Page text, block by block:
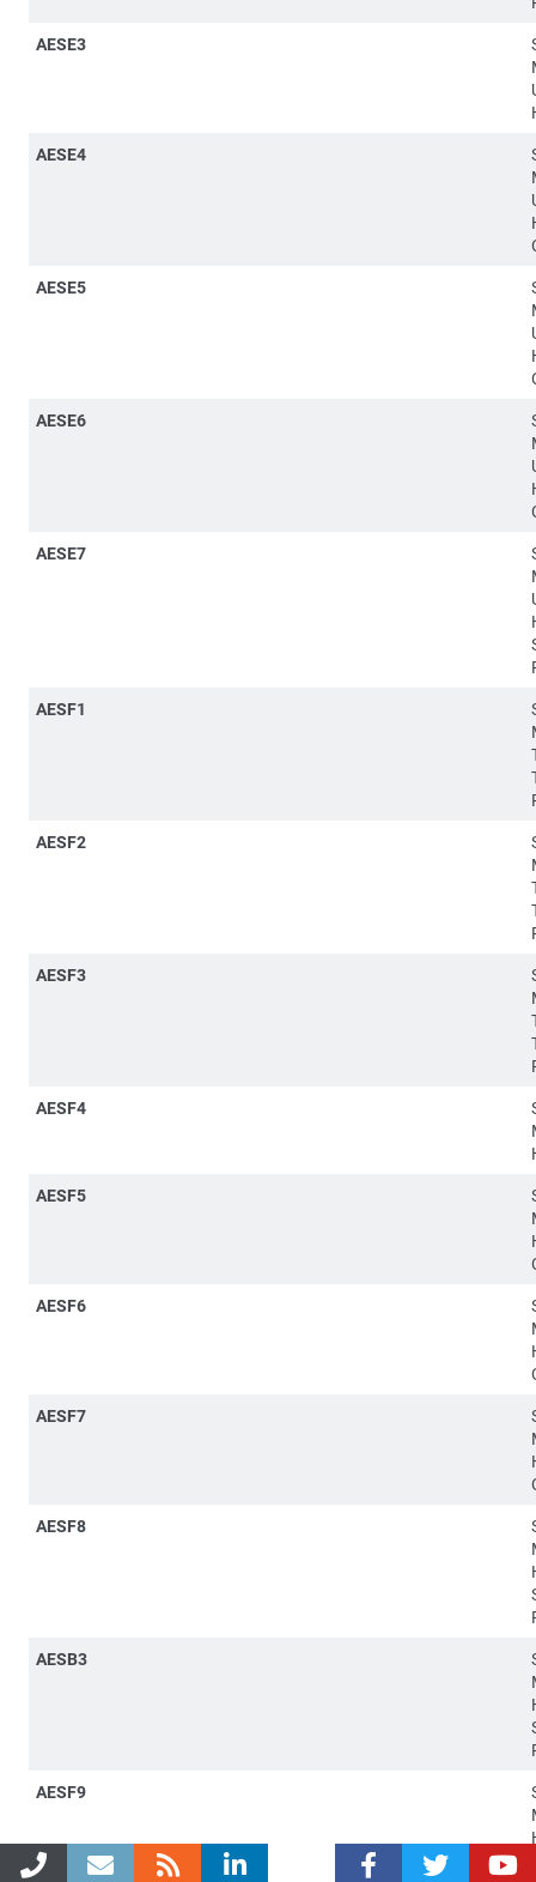
AESE3
AESE4
AESE5
AESE6
AESE7
AESF1
AESF2
AESF3
AESF4
AESF5
AESF6
AESF7
AESF8
AESB3
AESF9